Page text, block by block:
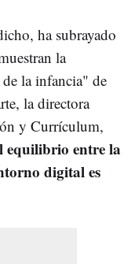
ha subrayado
la
la infancia" de
la directora
y Currículum,
equilibrio entre la
digital es